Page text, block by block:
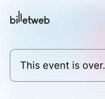
This event is over.